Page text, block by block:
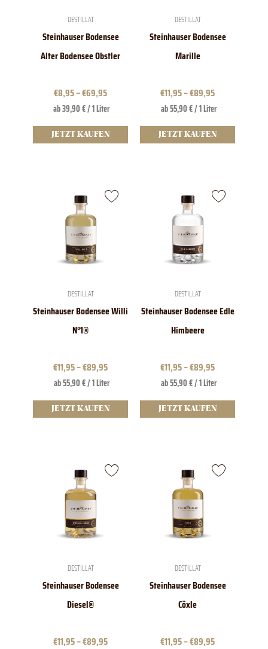
DESTILLAT
Steinhauser Bodensee
Alter Bodensee Obstler
€8,95–€69,95
ab 39,90 € / 1 Liter
JETZT KAUFEN
der
gewählt
DESTILLAT
Steinhauser Bodensee
Marille
€11,95–€89,95
ab 55,90 € / 1 Liter
JETZT KAUFEN
der
gewählt
DESTILLAT
Steinhauser Bodensee Willi
N°1®
€11,95–€89,95
ab 55,90 € / 1 Liter
JETZT KAUFEN
Produkt
weist
mehrere
Varianten
auf.
Die
Optionen
der
gewählt
DESTILLAT
Steinhauser Bodensee Edle
Himbeere
€11,95–€89,95
ab 55,90 € / 1 Liter
JETZT KAUFEN
Produkt
weist
mehrere
Varianten
auf.
Die
Optionen
der
gewählt
DESTILLAT
Steinhauser Bodensee
Diesel®
€11,95–€89,95
Produkt
weist
mehrere
Varianten
auf.
Die
Optionen
der
gewählt
DESTILLAT
Steinhauser Bodensee
Cöxle
€11,95–€89,95
Produkt
weist
mehrere
Varianten
auf.
Die
Optionen
der
gewählt